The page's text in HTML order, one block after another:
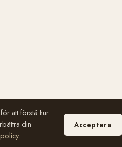
att förstå hur
din
.
Acceptera